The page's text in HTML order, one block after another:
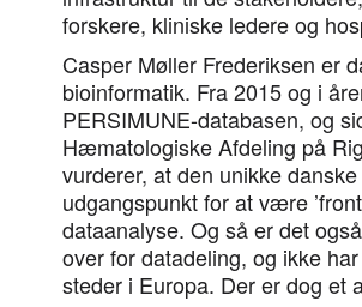
forskere, kliniske ledere og
Casper Møller Frederiksen er
bioinformatik. Fra 2015 og i
PERSIMUNE-databasen, og
Hæmatologiske Afdeling på
vurderer, at den unikke
udgangspunkt for at være
dataanalyse. Og så er det
over for datadeling, og ikke
steder i Europa. Der er dog et